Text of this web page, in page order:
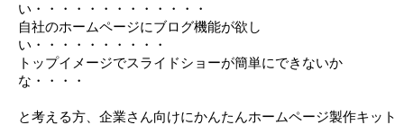
い・・・・・・・・・・・・・
自社のホームページにブログ機能が欲し
い・・・・・・・・・・
トップイメージでスライドショーが簡単にできないか
な・・・・
と考える方、企業さん向けにかんたんホームページ製作キット